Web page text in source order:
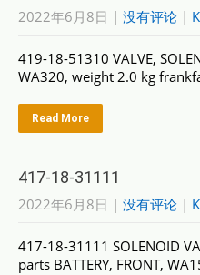
2022年6月8日 | 没有评论 |
419-18-51310 VALVE,
WA320, weight 2.0 kg
Read More
417-18-31111
2022年6月8日 | 没有评论 |
417-18-31111 SOLENOID
parts BATTERY, FRONT,